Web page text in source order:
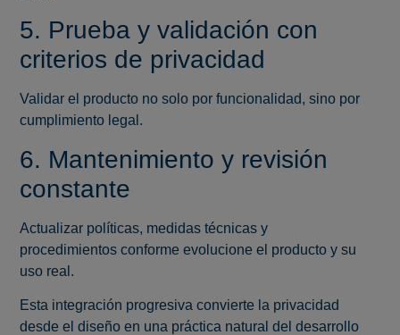
5. Prueba y validación con
criterios de privacidad
Validar el producto no solo por funcionalidad, sino por
cumplimiento legal.
6. Mantenimiento y revisión
constante
Actualizar políticas, medidas técnicas y
procedimientos conforme evolucione el producto y su
uso real.
Esta integración progresiva convierte la privacidad
desde el diseño en una práctica natural del desarrollo